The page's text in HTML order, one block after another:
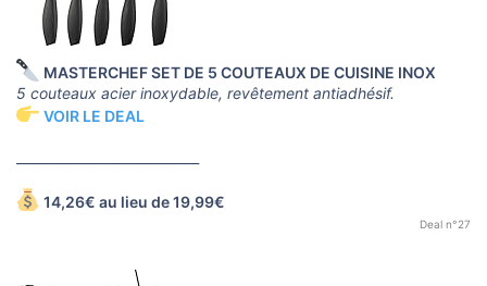
MASTERCHEF SET DE 5 COUTEAUX DE CUISINE INOX
5 couteaux acier inoxydable, revêtement antiadhésif.
VOIR LE DEAL
14,26€ au lieu de 19,99€
Deal n°27